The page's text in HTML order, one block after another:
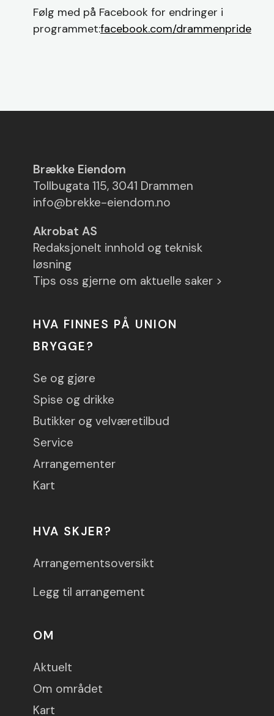
Følg med på Facebook for endringer i
programmet:facebook.com/drammenpride
Brække Eiendom
Tollbugata 115, 3041 Drammen
info@brekke-eiendom.no
Akrobat AS
Redaksjonelt innhold og teknisk
løsning
Tips oss gjerne om aktuelle saker >
HVA FINNES PÅ UNION
BRYGGE?
Se og gjøre
Spise og drikke
Butikker og velværetilbud
Service
Arrangementer
Kart
HVA SKJER?
Arrangementsoversikt
Legg til arrangement
OM
Aktuelt
Om området
Kart